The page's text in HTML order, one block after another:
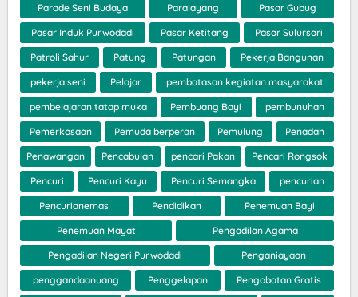
Parade Seni Budaya Paralayang Pasar Gubug
Pasar Induk Purwodadi Pasar Ketitang Pasar Sulursari
Patroli Sahur Patung Patungan Pekerja Bangunan
pekerja seni Pelajar pembatasan kegiatan masyarakat
pembelajaran tatap muka Pembuang Bayi pembunuhan
Pemerkosaan Pemuda berperan Pemulung Penadah
Penawangan Pencabulan pencari Pakan Pencari Rongsok
Pencuri Pencuri Kayu Pencuri Semangka pencurian
Pencurianemas Pendidikan Penemuan Bayi
Penemuan Mayat Pengadilan Agama
Pengadilan Negeri Purwodadi Penganiayaan
penggandaanuang Penggelapan Pengobatan Gratis